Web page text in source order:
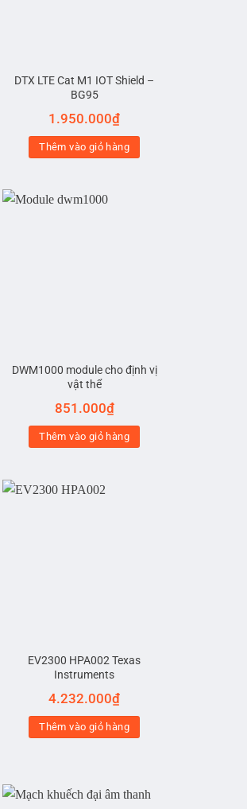
DTX LTE Cat M1 IOT Shield –
BG95
1.950.000₫
Thêm vào giỏ hàng
DWM1000 module cho định vị
vật thể
851.000₫
Thêm vào giỏ hàng
EV2300 HPA002 Texas
Instruments
4.232.000₫
Thêm vào giỏ hàng